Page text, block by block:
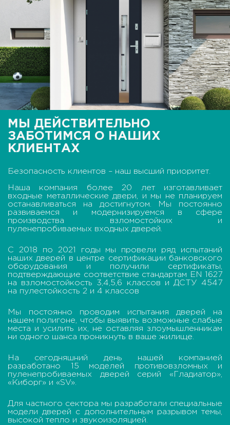
МЫ ДЕЙСТВИТЕЛЬНО
ЗАБОТИМСЯ О НАШИХ
КЛИЕНТАХ
Безопасность клиентов – наш высший приоритет.
Наша компания более 20 лет изготавливает
входные металлические двери, и мы не планируем
останавливаться на достигнутом. Мы постоянно
развиваемся и модернизируемся в сфере
производства взломостойких и
пуленепробиваемых входных дверей.
С 2018 по 2021 годы мы провели ряд испытаний
наших дверей в центре сертификации банковского
оборудования и получили сертификаты,
подтверждающие соответствие стандартам EN 1627
на взломостойкость 3,4,5,6 классов и ДСТУ 4547
на пулестойкость 2 и 4 классов
Мы постоянно проводим испытания дверей на
нашем полигоне, чтобы выявить возможные слабые
места и усилить их, не оставляя злоумышленникам
ни одного шанса проникнуть в ваше жилище.
На сегодняшний день нашей компанией
разработано 15 моделей противовзломных и
пуленепробиваемых дверей серий «Гладиатор»,
«Киборг» и «SV».
Для частного сектора мы разработали специальные
модели дверей с дополнительным разрывом темы,
высокой тепло и звукоизоляцией.